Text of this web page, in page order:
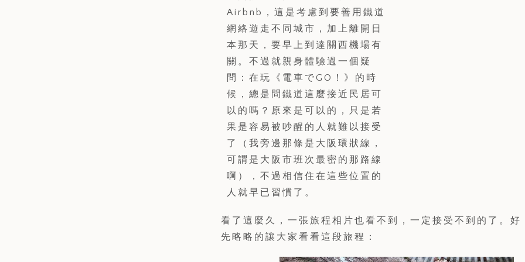
Airbnb，這是考慮到要善用鐵道
網絡遊走不同城市，加上離開日
本那天，要早上到達關西機場有
關。不過就親身體驗過一個疑
問：在玩《電車でGO！》的時
候，總是問鐵道這麼接近民居可
以的嗎？原來是可以的，只是若
果是容易被吵醒的人就難以接受
了（我旁邊那條是大阪環狀線，
可謂是大阪市班次最密的那路線
啊），不過相信住在這些位置的
人就早已習慣了。
看了這麼久，一張旅程相片也看不到，一定接受不到的了。好
先略略的讓大家看看這段旅程：